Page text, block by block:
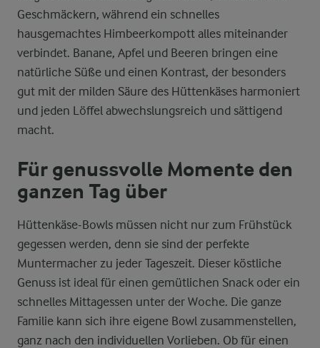
Geschmäckern, während ein schnelles
hausgemachtes Himbeerkompott alles miteinander
verbindet. Banane, Apfel und Beeren bringen eine
natürliche Süße und einen Kontrast, der besonders
gut mit der milden Säure des Hüttenkäses harmoniert
und jeden Löffel abwechslungsreich und sättigend
macht.
Für genussvolle Momente den
ganzen Tag über
Hüttenkäse-Bowls müssen nicht nur zum Frühstück
gegessen werden, denn sie sind der perfekte
Muntermacher zu jeder Tageszeit. Dieser köstliche
Genuss ist ideal für einen gemütlichen Snack oder ein
schnelles Mittagessen unter der Woche. Die ganze
Familie kann sich ihre eigene Bowl zusammenstellen,
ganz nach den individuellen Vorlieben. Ob für einen